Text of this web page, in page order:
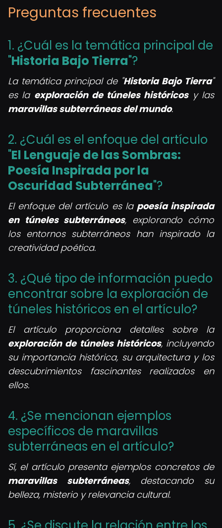
Preguntas frecuentes
1. ¿Cuál es la temática principal de
"Historia Bajo Tierra"?
La temática principal de "Historia Bajo Tierra"
es la exploración de túneles históricosy las
maravillas subterráneas del mundo.
2. ¿Cuál es el enfoque del artículo
"El Lenguaje de las Sombras:
Poesía Inspirada por la
Oscuridad Subterránea"?
El enfoque del artículo es la poesía inspirada
en túneles subterráneos, explorando cómo
los entornos subterráneos han inspirado la
creatividad poética.
3. ¿Qué tipo de información puedo
encontrar sobre la exploración de
túneles históricos en el artículo?
El artículo proporciona detalles sobre la
exploración de túneles históricos, incluyendo
su importancia histórica, su arquitectura y los
descubrimientos fascinantes realizados en
ellos.
4. ¿Se mencionan ejemplos
específicos de maravillas
subterráneas en el artículo?
Sí, el artículo presenta ejemplos concretos de
maravillas subterráneas, destacando su
belleza, misterio y relevancia cultural.